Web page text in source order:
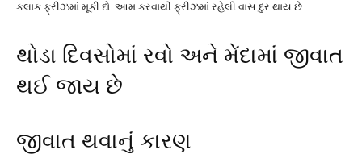
કલાક ફ્રીઝમાં મૂકી દો. આમ કરવાથી ફ્રીઝમાં રહેલી વાસ દુર થાય છે
થોડા દિવસોમાં રવો અને મેંદામાં જીવાત
થઈ જાય છે
જીવાત થવાનું કારણ